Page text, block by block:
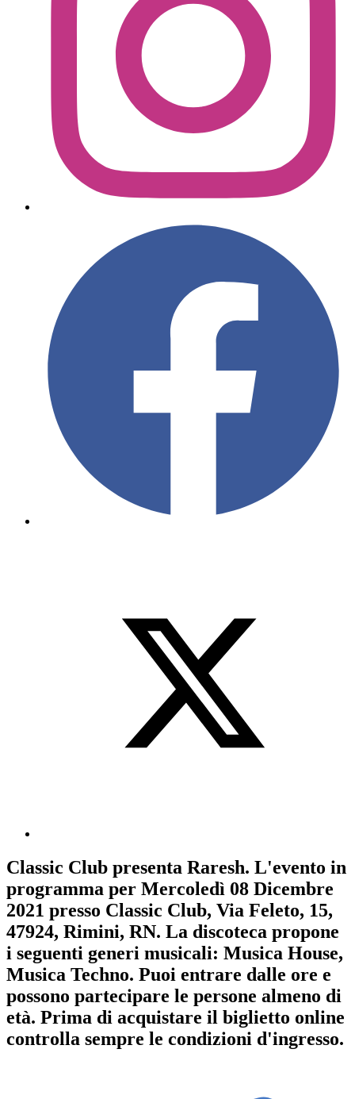
Classic Club presenta Raresh. L'evento in
programma per Mercoledì 08 Dicembre
2021 presso Classic Club, Via Feleto, 15,
47924, Rimini, RN. La discoteca propone
i seguenti generi musicali: Musica House,
Musica Techno. Puoi entrare dalle ore e
possono partecipare le persone almeno di
età. Prima di acquistare il biglietto online
controlla sempre le condizioni d'ingresso.